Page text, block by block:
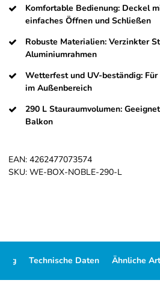
Komfortable Bedienung: Deckel
einfaches Öffnen und Schließen
Robuste Materialien: Verzinkter
Aluminiumrahmen
Wetterfest und UV-beständig:
im Außenbereich
290 L Stauraumvolumen:
Balkon
EAN: 4262477073574
SKU: WE-BOX-NOBLE-290-L
Technische Daten Ähnliche